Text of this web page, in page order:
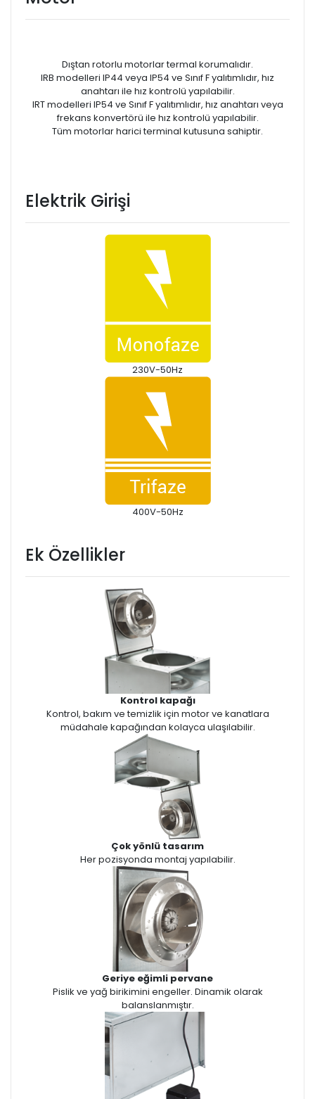
Dıştan rotorlu motorlar termal korumalıdır.
IRB modelleri IP44 veya IP54 ve Sınıf F yalıtımlıdır, hız
anahtarı ile hız kontrolü yapılabilir.
IRT modelleri IP54 ve Sınıf F yalıtımlıdır, hız anahtarı veya
frekans konvertörü ile hız kontrolü yapılabilir.
Tüm motorlar harici terminal kutusuna sahiptir.
Elektrik Girişi
230V-50Hz
400V-50Hz
Ek Özellikler
Kontrol kapağı
Kontrol, bakım ve temizlik için motor ve kanatlara
müdahale kapağından kolayca ulaşılabilir.
Çok yönlü tasarım
Her pozisyonda montaj yapılabilir.
Geriye eğimli pervane
Pislik ve yağ birikimini engeller. Dinamik olarak
balanslanmıştır.